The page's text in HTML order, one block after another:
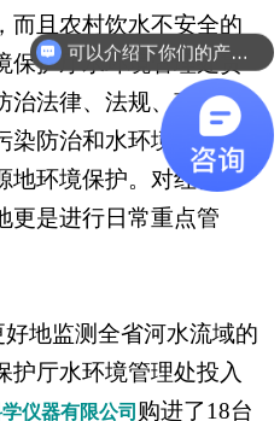
而且农村饮水不安全的
保护厅水环境管理处贯
治法律、法规、政策和
防治和水环境保护，
地环境保护。对红枫
更是进行日常重点管
地监测全省河水流域的
护厅水环境管理处投入
仪器有限公司 购进了18台
可以介绍下你们的产品么